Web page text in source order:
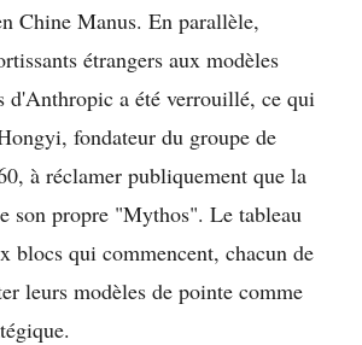
Chine Manus. En parallèle,
étrangers aux modèles
d'Anthropic a été verrouillé, ce qui
fondateur du groupe de
à réclamer publiquement que la
son propre "Mythos". Le tableau
blocs qui commencent, chacun de
leurs modèles de pointe comme